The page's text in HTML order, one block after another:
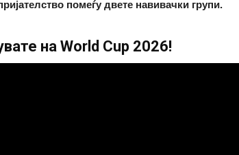
помеѓу двете навивачки групи.
на World Cup 2026!